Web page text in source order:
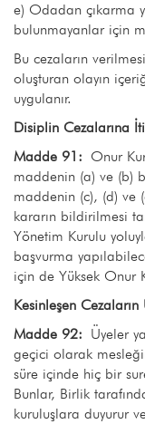
e) Odadan çıkarma
bulunmayanlar için
Bu cezaların
oluşturan olayın
uygulanır.
Disiplin Cezalarına
Madde 91: Onur
maddenin (a) ve (b)
maddenin (c), (d) ve
kararın bildirilmesi
Yönetim Kurulu
başvurma
için de Yüksek Onur
Kesinleşen
Madde 92: Üyeler
geçici olarak
süre içinde hiç bir
Bunlar, Birlik
kuruluşlara duyurur